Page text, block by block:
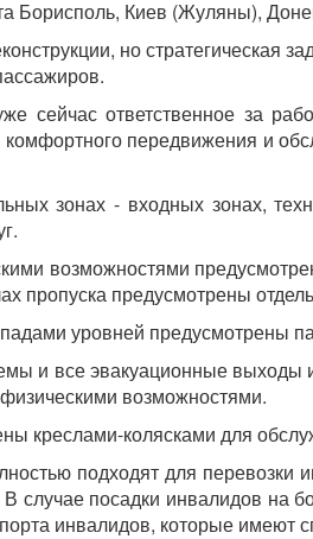
Борисполь, Киев (Жуляны),
но
ответственное за
передвижения и
зонах - входных зонах,
возможностями
пропуска предусмотрены
уровней предусмотрены
и все эвакуационные
возможностями.
креслами-колясками для
подходят для
случае посадки инвалидов
инвалидов, которые имеют